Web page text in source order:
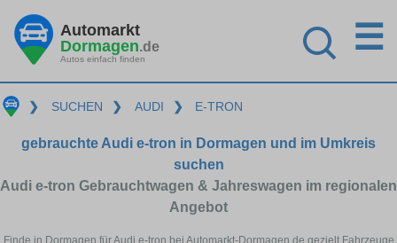
Automarkt
Dormagen.de
Autos einfach finden
☰
❯ SUCHEN ❯ AUDI ❯ E-TRON
gebrauchte Audi e-tron in Dormagen und im Umkreis
suchen
Audi e-tron Gebrauchtwagen & Jahreswagen im regionalen
Angebot
Finde in Dormagen für Audi e-tron bei Automarkt-Dormagen.de gezielt Fahrzeuge